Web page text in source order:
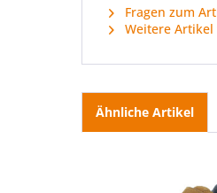
Fragen zum
Weitere Artikel
Ähnliche Artikel